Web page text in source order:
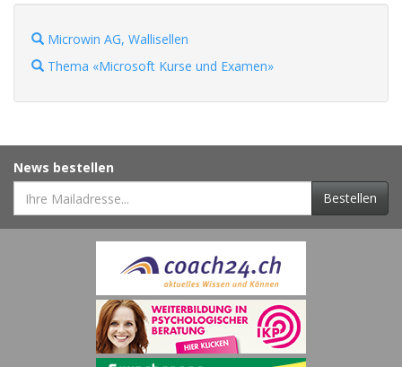
Microwin AG, Wallisellen
Thema «Microsoft Kurse und Examen»
News bestellen
Bestellen